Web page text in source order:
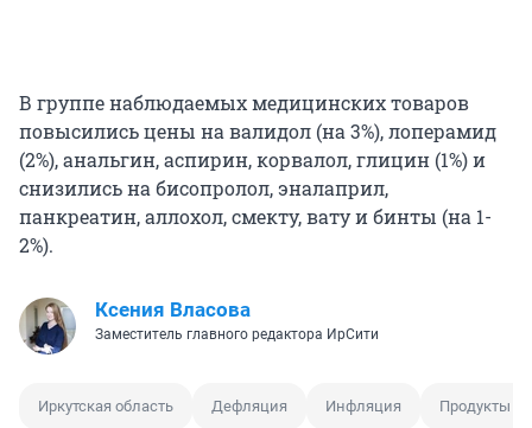
В группе наблюдаемых медицинских товаров
повысились цены на валидол (на 3%), лоперамид
(2%), анальгин, аспирин, корвалол, глицин (1%) и
снизились на бисопролол, эналаприл,
панкреатин, аллохол, смекту, вату и бинты (на 1-
2%).
Ксения Власова
Заместитель главного редактора ИрСити
Иркутская область Дефляция Инфляция Продукты